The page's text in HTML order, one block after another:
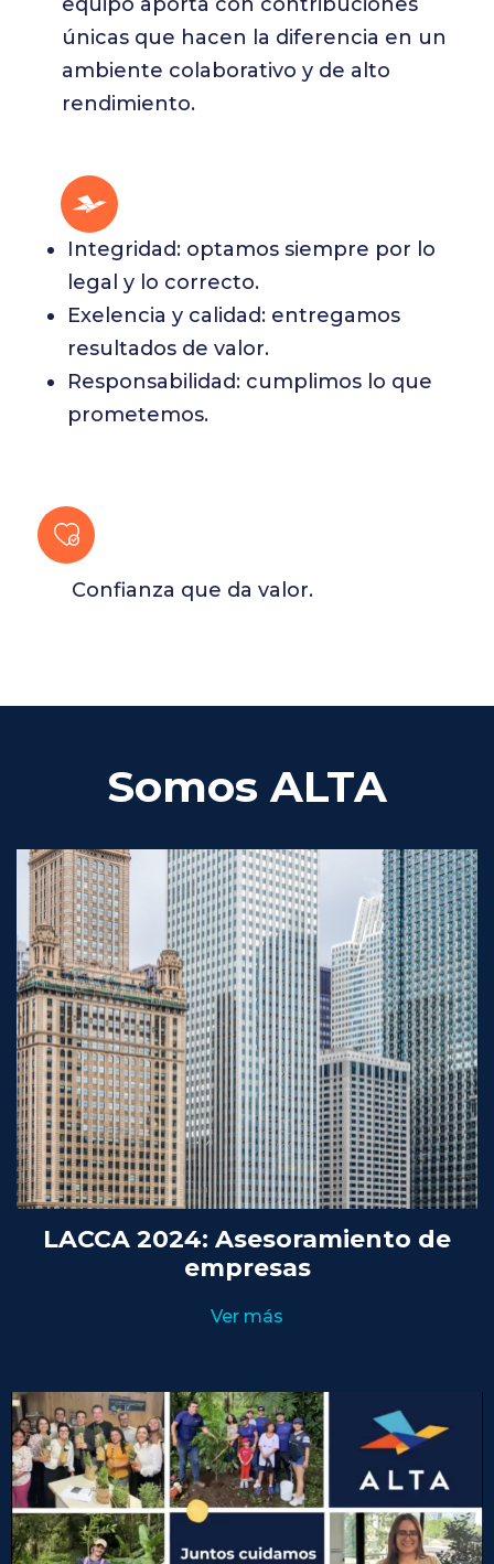
únicas que hacen la diferencia en un
ambiente colaborativo y de alto
rendimiento.
Integridad: optamos siempre por lo
legal y lo correcto.
Exelencia y calidad: entregamos
resultados de valor.
Responsabilidad: cumplimos lo que
prometemos.
Confianza que da valor.
Somos ALTA
LACCA 2024: Asesoramiento de
empresas
Ver más